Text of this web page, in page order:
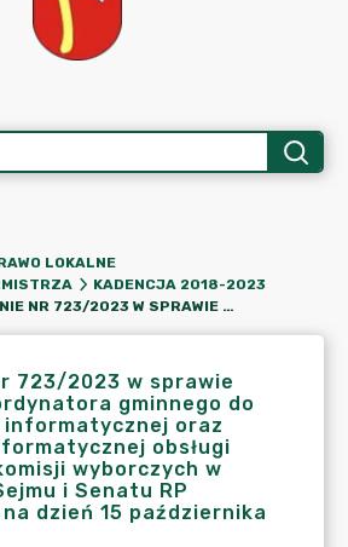
LOKALNE
KADENCJA 2018-2023
ZARZĄDZENIE NR 723/2023 W SPRAWIE POWOŁANIA KOORDYNATORA GMINNEGO DO SPRAW OBSŁUGI INFORMATYCZNEJ ORAZ OPERATORÓW INFORMATYCZNEJ OBSŁUGI OBWODOWYCH KOMISJI WYBORCZYCH W WYBORACH DO SEJMU I SENATU RP ZARZĄDZONYCH NA DZIEŃ 15 PAŹDZIERNIKA 2023 R.
723/2023 w sprawie
gminnego do
informatycznej oraz
obsługi
wyborczych w
i Senatu RP
dzień 15 października